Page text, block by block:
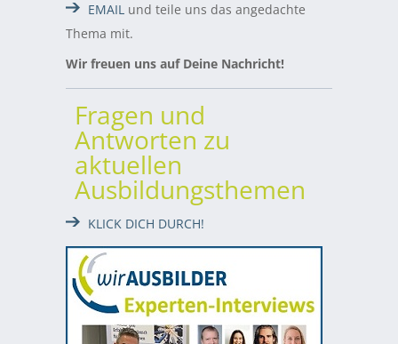
EMAIL und teile uns das angedachte
Thema mit.
Wir freuen uns auf Deine Nachricht!
Fragen und
Antworten zu
aktuellen
Ausbildungsthemen
KLICK DICH DURCH!